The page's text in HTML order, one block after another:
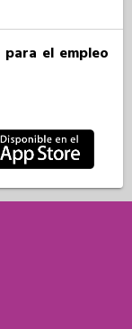
el empleo